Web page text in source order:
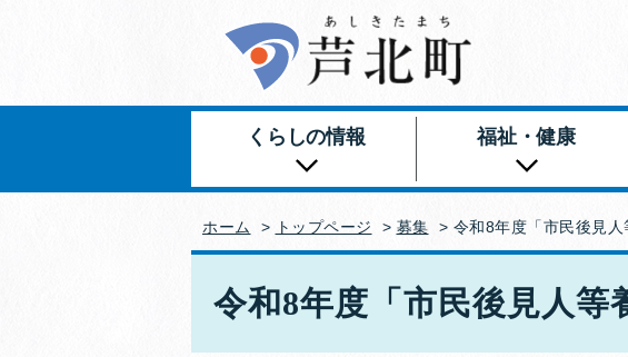
くらしの情報 福祉・健康
ホーム > トップページ > 募集 > 令和8年度「市民後見
令和8年度「市民後見人等